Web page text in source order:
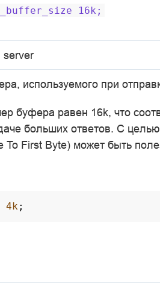
16k;
server
используемого при
буфера равен 16k, что
больших ответов. С
To First Byte) может быть
4k ;